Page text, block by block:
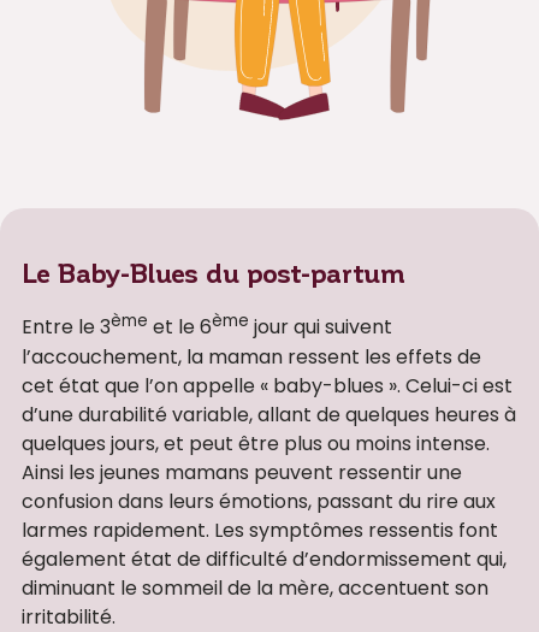
Le Baby-Blues du post-partum
Entre le 3ème et le 6ème jour qui suivent
l’accouchement, la maman ressent les effets de
cet état que l’on appelle « baby-blues ». Celui-ci est
d’une durabilité variable, allant de quelques heures à
quelques jours, et peut être plus ou moins intense.
Ainsi les jeunes mamans peuvent ressentir une
confusion dans leurs émotions, passant du rire aux
larmes rapidement. Les symptômes ressentis font
également état de difficulté d’endormissement qui,
diminuant le sommeil de la mère, accentuent son
irritabilité.